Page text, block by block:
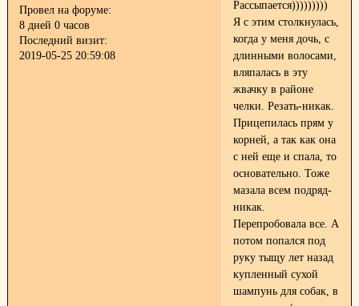
Провел на форуме:
8 дней 0 часов
Последний визит:
2019-05-25 20:59:08
Рассыпается)))))))))
Я с этим столкнулась,
когда у меня дочь, с
длинными волосами,
вляпалась в эту
жвачку в районе
челки. Резать-никак.
Прицепилась прям у
корней, а так как она
с ней еще и спала, то
основательно. Тоже
мазала всем подряд-
никак.
Перепробовала все. А
потом попался под
руку тыщу лет назад
купленный сухой
шампунь для собак, в